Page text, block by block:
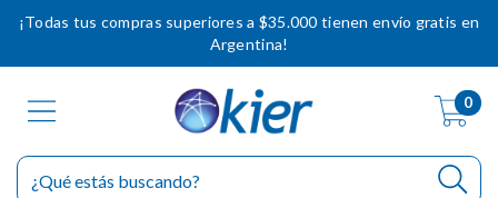
¡Todas tus compras superiores a $35.000 tienen envío gratis en
Argentina!
0